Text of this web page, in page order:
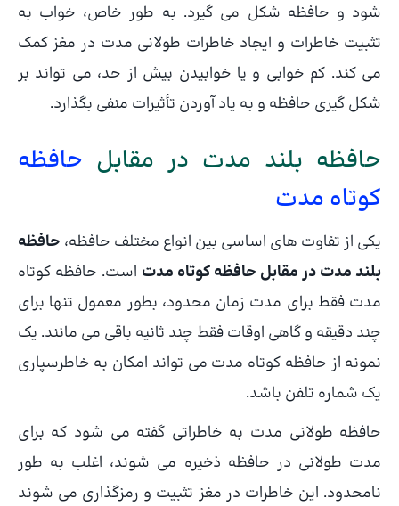
شود و حافظه شکل می گیرد. به طور خاص، خواب به
تثبیت خاطرات و ایجاد خاطرات طولانی مدت در مغز کمک
می کند. کم خوابی و یا خوابیدن بیش از حد، می تواند بر
شکل گیری حافظه و به یاد آوردن تأثیرات منفی بگذارد.
حافظه بلند مدت در مقابل حافظه
کوتاه مدت
یکی از تفاوت های اساسی بین انواع مختلف حافظه، حافظه
بلند مدت در مقابل حافظه کوتاه مدت است. حافظه کوتاه
مدت فقط برای مدت زمان محدود، بطور معمول تنها برای
چند دقیقه و گاهی اوقات فقط چند ثانیه باقی می مانند. یک
نمونه از حافظه کوتاه مدت می تواند امکان به خاطرسپاری
یک شماره تلفن باشد.
حافظه طولانی مدت به خاطراتی گفته می شود که برای
مدت طولانی در حافظه ذخیره می شوند، اغلب به طور
نامحدود. این خاطرات در مغز تثبیت و رمزگذاری می شوند